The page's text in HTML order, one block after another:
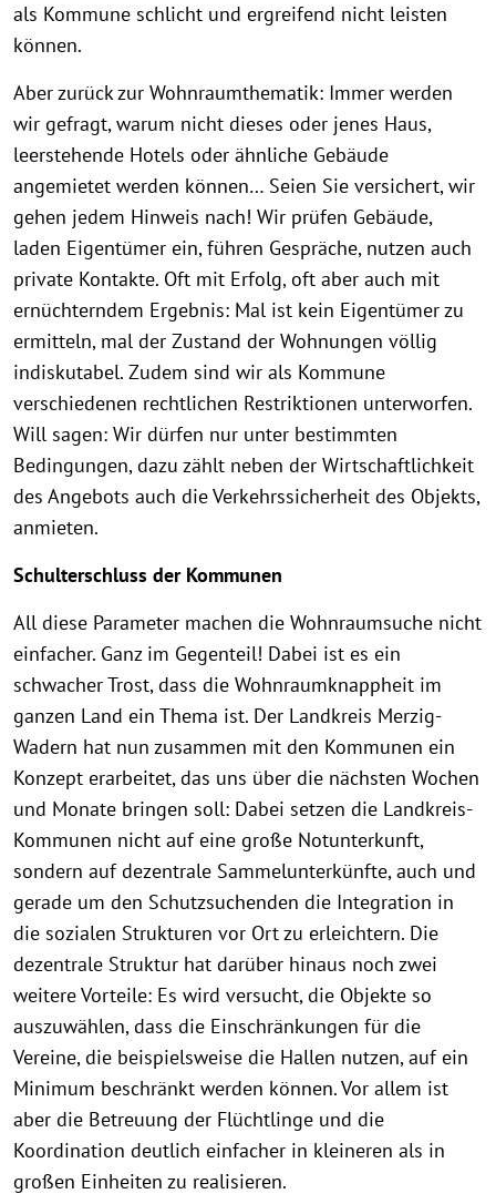
als Kommune schlicht und ergreifend nicht leisten
können.
Aber zurück zur Wohnraumthematik: Immer werden
wir gefragt, warum nicht dieses oder jenes Haus,
leerstehende Hotels oder ähnliche Gebäude
angemietet werden können… Seien Sie versichert, wir
gehen jedem Hinweis nach! Wir prüfen Gebäude,
laden Eigentümer ein, führen Gespräche, nutzen auch
private Kontakte. Oft mit Erfolg, oft aber auch mit
ernüchterndem Ergebnis: Mal ist kein Eigentümer zu
ermitteln, mal der Zustand der Wohnungen völlig
indiskutabel. Zudem sind wir als Kommune
verschiedenen rechtlichen Restriktionen unterworfen.
Will sagen: Wir dürfen nur unter bestimmten
Bedingungen, dazu zählt neben der Wirtschaftlichkeit
des Angebots auch die Verkehrssicherheit des Objekts,
anmieten.
Schulterschluss der Kommunen
All diese Parameter machen die Wohnraumsuche nicht
einfacher. Ganz im Gegenteil! Dabei ist es ein
schwacher Trost, dass die Wohnraumknappheit im
ganzen Land ein Thema ist. Der Landkreis Merzig-
Wadern hat nun zusammen mit den Kommunen ein
Konzept erarbeitet, das uns über die nächsten Wochen
und Monate bringen soll: Dabei setzen die Landkreis-
Kommunen nicht auf eine große Notunterkunft,
sondern auf dezentrale Sammelunterkünfte, auch und
gerade um den Schutzsuchenden die Integration in
die sozialen Strukturen vor Ort zu erleichtern. Die
dezentrale Struktur hat darüber hinaus noch zwei
weitere Vorteile: Es wird versucht, die Objekte so
auszuwählen, dass die Einschränkungen für die
Vereine, die beispielsweise die Hallen nutzen, auf ein
Minimum beschränkt werden können. Vor allem ist
aber die Betreuung der Flüchtlinge und die
Koordination deutlich einfacher in kleineren als in
großen Einheiten zu realisieren.